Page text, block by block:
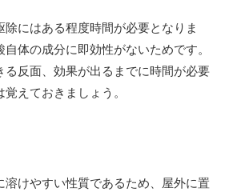
除にはある程度時間が必要となりま
体の成分に即効性がないためです。
る反面、効果が出るまでに時間が必要
えておきましょう。
溶けやすい性質であるため、屋外に置